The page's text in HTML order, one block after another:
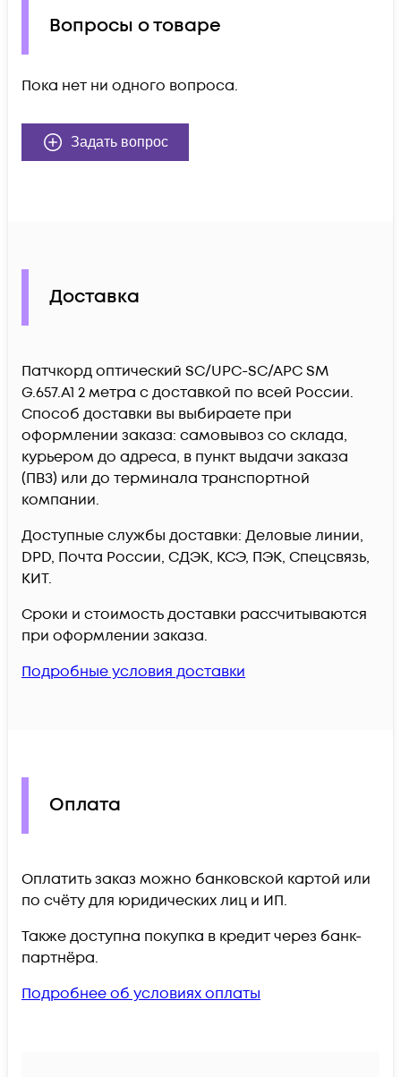
Вопросы о товаре
Пока нет ни одного вопроса.
Задать вопрос
Доставка
Патчкорд оптический SC/UPC-SC/APC SM
G.657.A1 2 метра c доставкой по всей России.
Способ доставки вы выбираете при
оформлении заказа: самовывоз со склада,
курьером до адреса, в пункт выдачи заказа
(ПВЗ) или до терминала транспортной
компании.
Доступные службы доставки: Деловые линии,
DPD, Почта России, СДЭК, КСЭ, ПЭК, Спецсвязь,
КИТ.
Сроки и стоимость доставки рассчитываются
при оформлении заказа.
Подробные условия доставки
Оплата
Оплатить заказ можно банковской картой или
по счёту для юридических лиц и ИП.
Также доступна покупка в кредит через банк-
партнёра.
Подробнее об условиях оплаты